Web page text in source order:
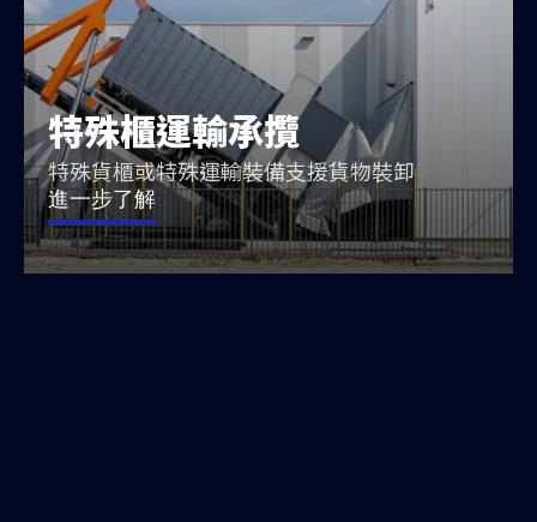
特殊櫃運輸承攬
特殊貨櫃或特殊運輸裝備支援貨物裝卸
進一步了解